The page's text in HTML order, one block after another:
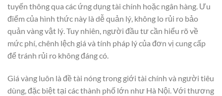
tuyến thông qua các ứng dụng tài chính hoặc ngân hàng. Ưu
điểm của hình thức này là dễ quản lý, không lo rủi ro bảo
quản vàng vật lý. Tuy nhiên, người đầu tư cần hiểu rõ về
mức phí, chênh lệch giá và tính pháp lý của đơn vị cung cấp
để tránh rủi ro không đáng có.
Giá vàng luôn là đề tài nóng trong giới tài chính và người tiêu
dùng, đặc biệt tại các thành phố lớn như Hà Nội. Với thương